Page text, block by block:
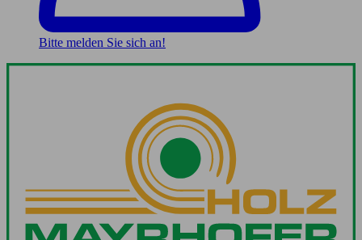
Bitte melden Sie sich an!